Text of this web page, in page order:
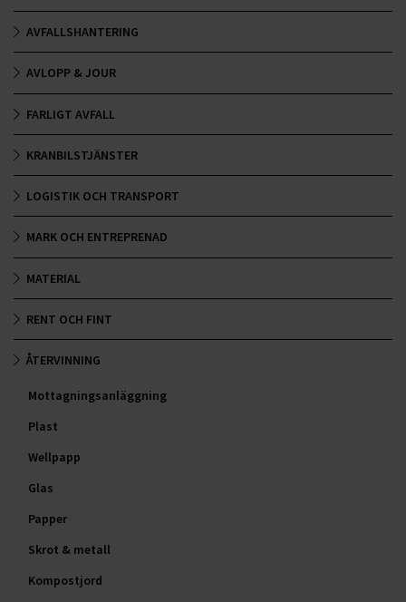
AVFALLSHANTERING
AVLOPP & JOUR
FARLIGT AVFALL
KRANBILSTJÄNSTER
LOGISTIK OCH TRANSPORT
MARK OCH ENTREPRENAD
MATERIAL
RENT OCH FINT
ÅTERVINNING
Mottagningsanläggning
Plast
Wellpapp
Glas
Papper
Skrot & metall
Kompostjord